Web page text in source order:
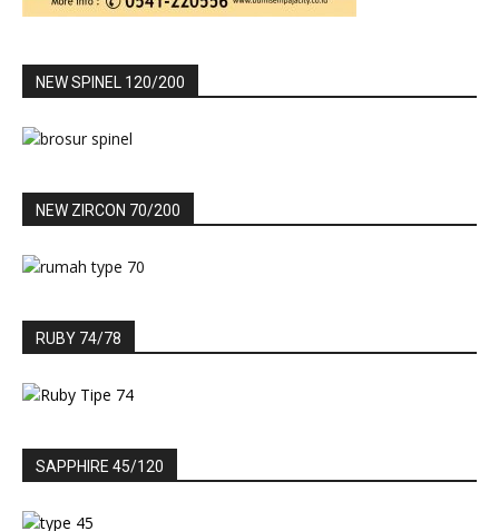
NEW SPINEL 120/200
NEW ZIRCON 70/200
RUBY 74/78
SAPPHIRE 45/120